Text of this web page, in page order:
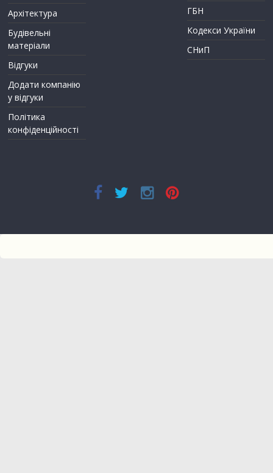
Архітектура
Будівельні
матеріали
Відгуки
Додати компанію
у відгуки
Політика
конфіденційності
ГБН
Кодекси України
СНиП